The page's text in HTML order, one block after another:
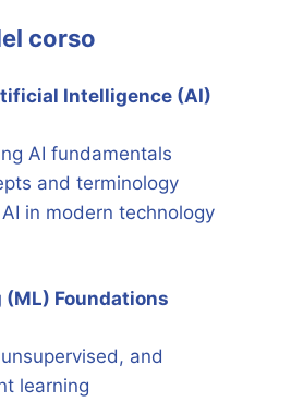
corso
Intelligence (AI)
AI fundamentals
and terminology
in modern technology
Foundations
and
learning